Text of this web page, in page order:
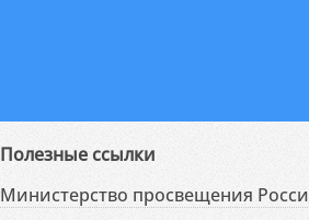
Полезные ссылки
Министерство просвещения